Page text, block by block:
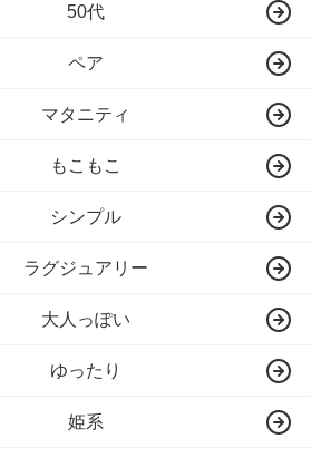
50代
ペア
マタニティ
もこもこ
シンプル
ラグジュアリー
大人っぽい
ゆったり
姫系